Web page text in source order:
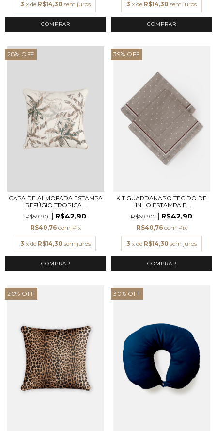
3 x de R$14,30 sem juros
COMPRAR
3 x de R$14,30 sem juros
COMPRAR
28% OFF
CAPA DE ALMOFADA ESTAMPA
REFÚGIO TROPICA...
R$59,90
R$42,90
R$40,76 com Pix
3 x de R$14,30 sem juros
COMPRAR
39% OFF
KIT GUARDANAPO TECIDO DE
LINHO ESTAMPA P...
R$69,90
R$42,90
R$40,76 com Pix
3 x de R$14,30 sem juros
20% OFF 30% OFF